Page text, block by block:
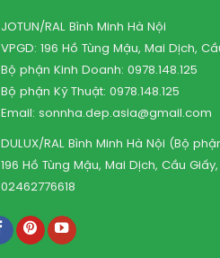
JOTUN/RAL Bình Minh Hà Nội
VPGD: 196 Hồ Tùng Mậu, Mai Dịch,
Bộ phận Kinh Doanh:0978.148.125
Bộ phận Kỹ Thuật:0978.148.125
Email: sonnha.dep.asia@gmail.com
DULUX/RAL Bình Minh Hà Nội (Bộ
196 Hồ Tùng Mậu, Mai Dịch, Cầu Giấy,
02462776618